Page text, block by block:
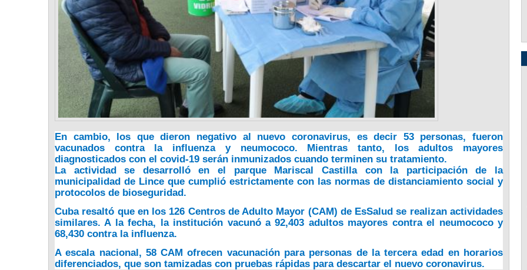
En cambio, los que dieron negativo al nuevo coronavirus, es decir 53 personas, fueron
vacunados contra la influenza y neumococo. Mientras tanto, los adultos mayores
diagnosticados con el covid-19 serán inmunizados cuando terminen su tratamiento.
La actividad se desarrolló en el parque Mariscal Castilla con la participación de la
municipalidad de Lince que cumplió estrictamente con las normas de distanciamiento social y
protocolos de bioseguridad.
Cuba resaltó que en los 126 Centros de Adulto Mayor (CAM) de EsSalud se realizan actividades
similares. A la fecha, la institución vacunó a 92,403 adultos mayores contra el neumococo y
68,430 contra la influenza.
A escala nacional, 58 CAM ofrecen vacunación para personas de la tercera edad en horarios
diferenciados, que son tamizadas con pruebas rápidas para descartar el nuevo coronavirus.